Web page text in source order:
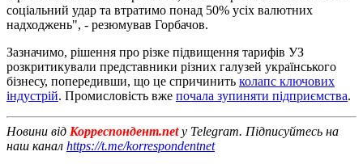
соціальний удар та втратимо понад 50% усіх валютних
надходжень", - резюмував Горбачов.
Зазначимо, рішення про різке підвищення тарифів УЗ
розкритикували представники різних галузей українського
бізнесу, попередивши, що це спричинить колапс ключових
індустрій. Промисловість вже почала зупиняти підприємства.
Новини від Корреспондент.netу Telegram. Підписуйтесь на
наш канал https://t.me/korrespondentnet